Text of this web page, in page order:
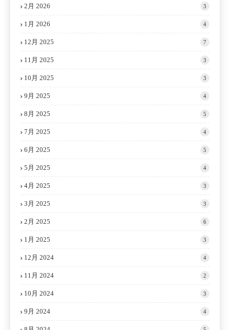
2月 2026 3
1月 2026 4
12月 2025 7
11月 2025 3
10月 2025 3
9月 2025 4
8月 2025 5
7月 2025 4
6月 2025 5
5月 2025 4
4月 2025 3
3月 2025 3
2月 2025 6
1月 2025 3
12月 2024 4
11月 2024 2
10月 2024 3
9月 2024 4